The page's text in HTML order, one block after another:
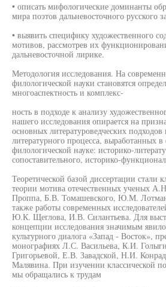
• описать мифологические доминанты
мира поэтов дальневосточного русского
• выявить специфику художественного
мотивов, рассмотрев их
дальневосточной лирике.
Методология исследования. На
филологической науки становятся
многоаспектность и комплекс-
ность в подходе к анализу
нашего исследования опирается на
основных литературоведческих
литературного процесса, выработанных в
филологической науке: историко-
сопоставительного, историко-
Теоретической базой диссертации стали
теории мотива отечественных ученых
Проппа, Б.В. Томашевского, Ю.М.
также работы современных
Ю.К. Щеглова, И.В. Силантьева. Для
концепции исследования значимым
культурного диалога «Запад - Восток»,
монографиях Л.С. Васильева, К.И.
Григорьевой, Е.В. Завадской, Н.И.
Малявина. При изучении классической
мы обращались к трудам